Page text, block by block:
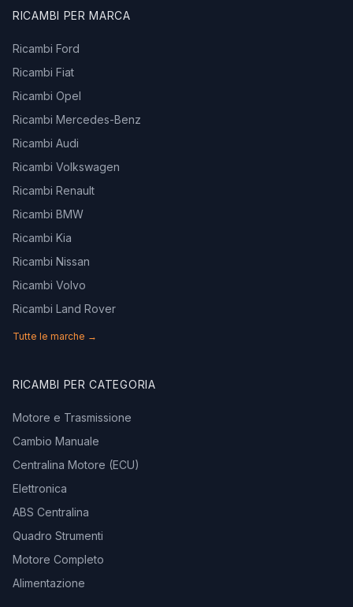
RICAMBI PER MARCA
Ricambi Ford
Ricambi Fiat
Ricambi Opel
Ricambi Mercedes-Benz
Ricambi Audi
Ricambi Volkswagen
Ricambi Renault
Ricambi BMW
Ricambi Kia
Ricambi Nissan
Ricambi Volvo
Ricambi Land Rover
Tutte le marche →
RICAMBI PER CATEGORIA
Motore e Trasmissione
Cambio Manuale
Centralina Motore (ECU)
Elettronica
ABS Centralina
Quadro Strumenti
Motore Completo
Alimentazione